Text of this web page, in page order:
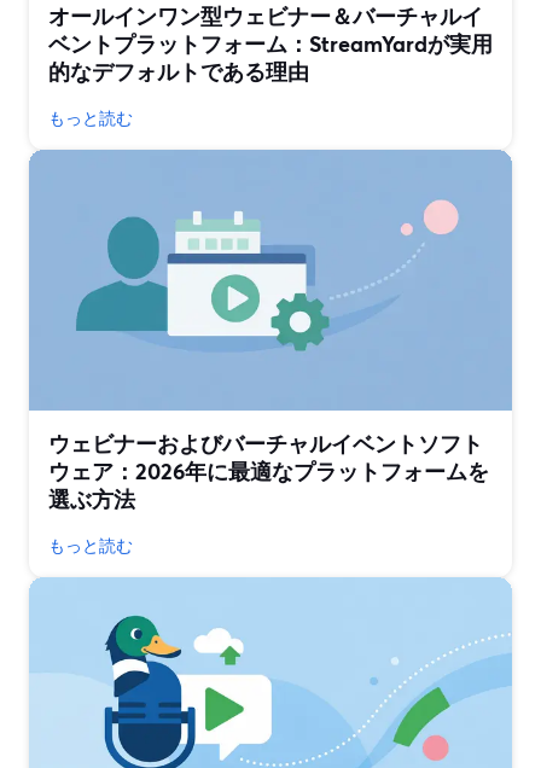
オールインワン型ウェビナー＆バーチャルイ
ベントプラットフォーム：StreamYardが実用
的なデフォルトである理由
もっと読む
ウェビナーおよびバーチャルイベントソフト
ウェア：2026年に最適なプラットフォームを
選ぶ方法
もっと読む